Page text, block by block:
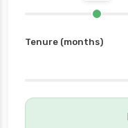
Tenure (months)